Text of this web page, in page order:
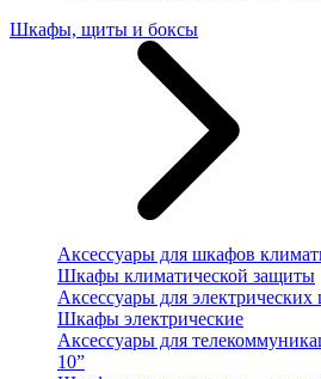
Шкафы, щиты и боксы
Аксессуары для шкафов
Шкафы климатической защиты
Аксессуары для
Шкафы электрические
Аксессуары для
10”